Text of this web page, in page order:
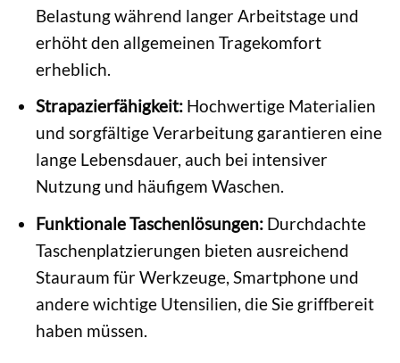
Belastung während langer Arbeitstage und
erhöht den allgemeinen Tragekomfort
erheblich.
Strapazierfähigkeit:Hochwertige Materialien
und sorgfältige Verarbeitung garantieren eine
lange Lebensdauer, auch bei intensiver
Nutzung und häufigem Waschen.
Funktionale Taschenlösungen:Durchdachte
Taschenplatzierungen bieten ausreichend
Stauraum für Werkzeuge, Smartphone und
andere wichtige Utensilien, die Sie griffbereit
haben müssen.